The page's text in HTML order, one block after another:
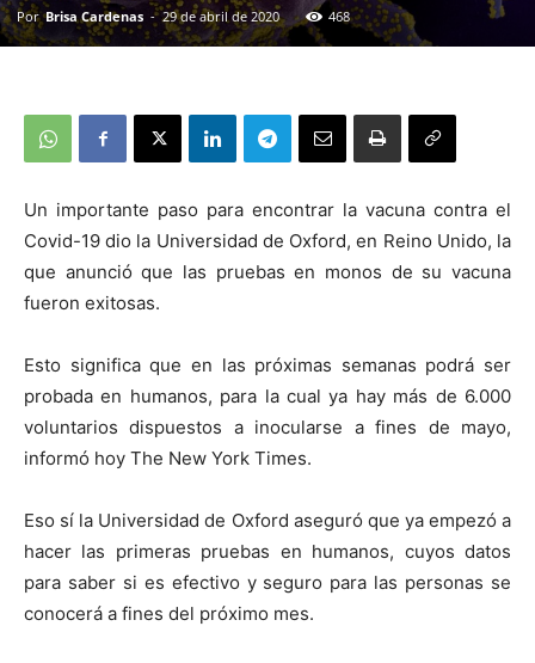
Por Brisa Cardenas - 29 de abril de 2020 468
Un importante paso para encontrar la vacuna contra el
Covid-19 dio la Universidad de Oxford, en Reino Unido, la
que anunció que las pruebas en monos de su vacuna
fueron exitosas.
Esto significa que en las próximas semanas podrá ser
probada en humanos, para la cual ya hay más de 6.000
voluntarios dispuestos a inocularse a fines de mayo,
informó hoy The New York Times.
Eso sí la Universidad de Oxford aseguró que ya empezó a
hacer las primeras pruebas en humanos, cuyos datos
para saber si es efectivo y seguro para las personas se
conocerá a fines del próximo mes.